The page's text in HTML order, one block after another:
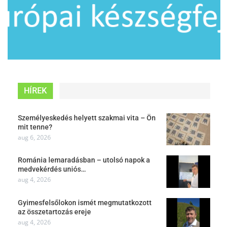
HÍREK
Személyeskedés helyett szakmai vita – Ön
mit tenne?
aug 6, 2026
Románia lemaradásban – utolsó napok a
medvekérdés uniós…
aug 4, 2026
Gyimesfelsőlokon ismét megmutatkozott
az összetartozás ereje
aug 4, 2026